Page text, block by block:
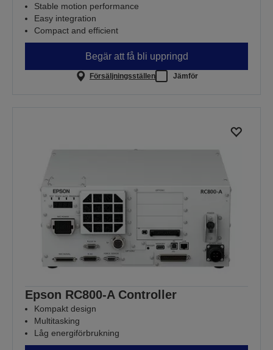
Stable motion performance
Easy integration
Compact and efficient
Begär att få bli uppringd
Försäljningsställen Jämför
Epson RC800-A Controller
Kompakt design
Multitasking
Låg energiförbrukning